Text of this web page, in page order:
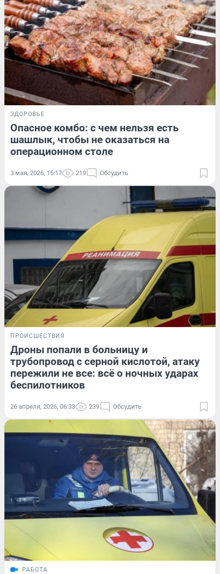
ЗДОРОВЬЕ
Опасное комбо: с чем нельзя есть
шашлык, чтобы не оказаться на
операционном столе
3 мая, 2026, 15:17 219 Обсудить
ПРОИСШЕСТВИЯ
Дроны попали в больницу и
трубопровод с серной кислотой, атаку
пережили не все: всё о ночных ударах
беспилотников
26 апреля, 2026, 06:33 239 Обсудить
РАБОТА